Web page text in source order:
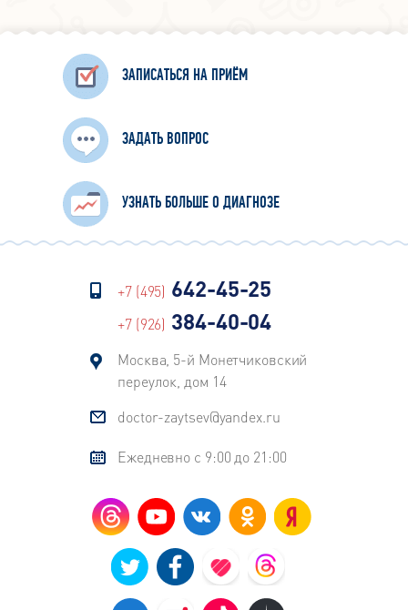
ЗАПИСАТЬСЯ НА ПРИЁМ
ЗАДАТЬ ВОПРОС
УЗНАТЬ БОЛЬШЕ О ДИАГНОЗЕ
+7 (495) 642-45-25
+7 (926) 384-40-04
Москва, 5-й Монетчиковский
переулок, дом 14
doctor-zaytsev@yandex.ru
Ежедневно с 9:00 до 21:00